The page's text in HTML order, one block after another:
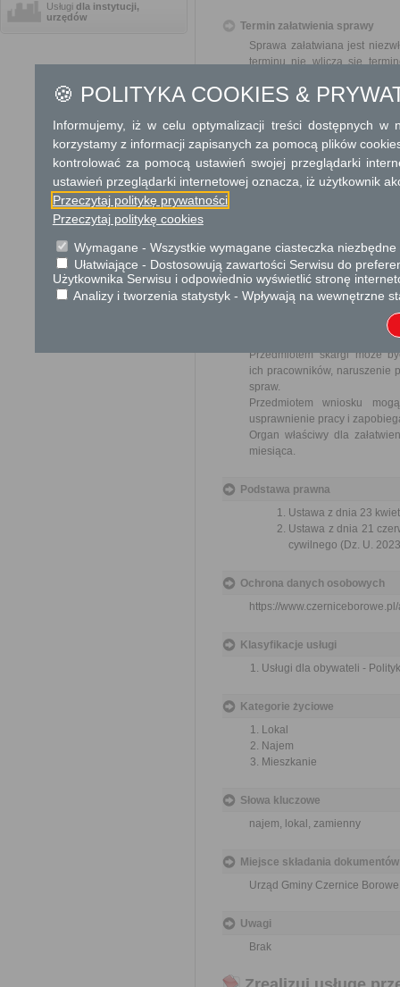
Usługi dla instytucji,
urzędów
Termin załatwienia sprawy
Sprawa załatwiana jest
terminu nie wlicza się
od organu).
Informacja
Dodatkowe
Tryb odwoławczy
Brak
Przedmiotem skargi może
ich pracowników, naruszenie
spraw.
Przedmiotem wniosku
usprawnienie pracy i
Organ właściwy dla
miesiąca.
Podstawa prawna
Ustawa z dnia 23
Ustawa z dnia 21
cywilnego (Dz. U.
Ochrona danych osobowych
https://
Klasyfikacje usługi
Usługi dla obywateli -
Kategorie życiowe
Lokal
Najem
Mieszkanie
Słowa kluczowe
najem, lokal, zamienny
Miejsce składania dokumentów
Urząd Gminy Czernice
Uwagi
Brak
🍪 POLITYKA COOKIES &
Informujemy, iż w celu optymalizacji treści dostępnych w
korzystamy z informacji zapisanych za pomocą plików
kontrolować za pomocą ustawień swojej przeglądarki
ustawień przeglądarki internetowej oznacza, iż użytkownik
Przeczytaj politykę prywatności
Przeczytaj politykę cookies
Wymagane - Wszystkie wymagane ciasteczka
Ułatwiające - Dostosowują zawartości Serwisu do
Użytkownika Serwisu i odpowiednio wyświetlić stronę
Analizy i tworzenia statystyk - Wpływają na wewnętrzne